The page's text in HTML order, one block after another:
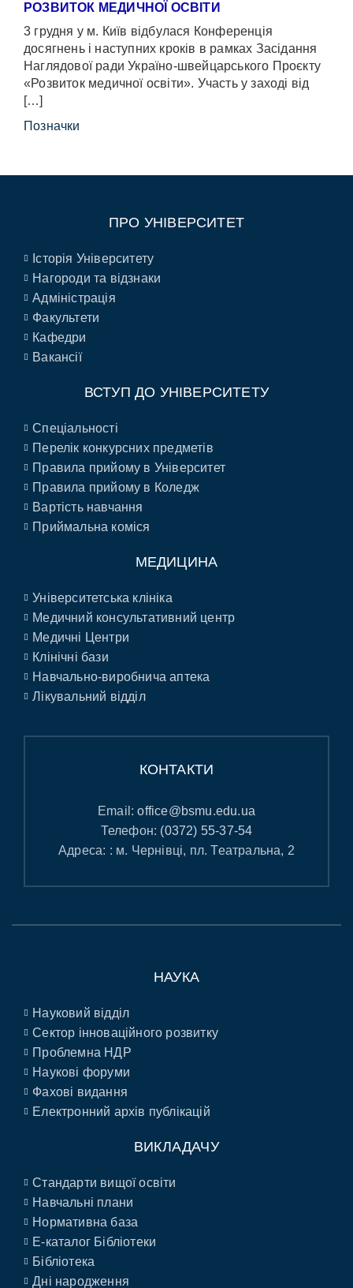
РОЗВИТОК МЕДИЧНОЇ ОСВІТИ
3 грудня у м. Київ відбулася Конференція
досягнень і наступних кроків в рамках Засідання
Наглядової ради Україно-швейцарського Проєкту
«Розвиток медичної освіти». Участь у заході від
[…]
Позначки
ПРО УНІВЕРСИТЕТ
Історія Університету
Нагороди та відзнаки
Адміністрація
Факультети
Кафедри
Вакансії
ВСТУП ДО УНІВЕРСИТЕТУ
Спеціальності
Перелік конкурсних предметів
Правила прийому в Університет
Правила прийому в Коледж
Вартість навчання
Приймальна коміся
МЕДИЦИНА
Університетська клініка
Медичний консультативний центр
Медичні Центри
Клінічні бази
Навчально-виробнича аптека
Лікувальний відділ
КОНТАКТИ
Email:office@bsmu.edu.ua
Телефон: (0372) 55-37-54
Адреса: : м. Чернівці, пл. Театральна, 2
НАУКА
Науковий відділ
Сектор інноваційного розвитку
Проблемна НДР
Наукові форуми
Фахові видання
Електронний архів публікацій
ВИКЛАДАЧУ
Стандарти вищої освіти
Навчальні плани
Нормативна база
E-каталог Бібліотеки
Бібліотека
Дні народження